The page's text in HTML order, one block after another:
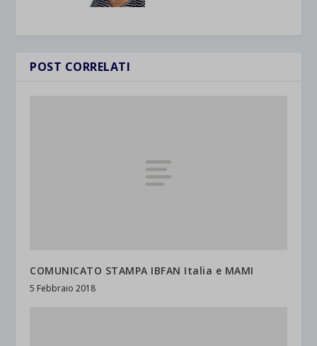
POST CORRELATI
COMUNICATO STAMPA IBFAN Italia e MAMI
5 Febbraio 2018